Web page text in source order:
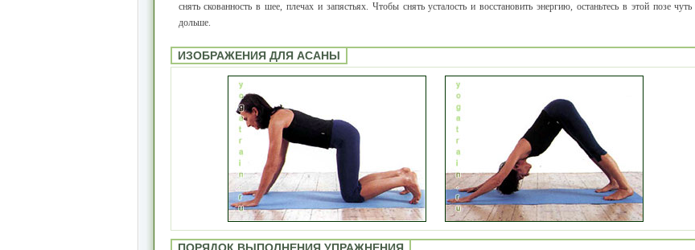
снять скованность в шее, плечах и запястьях. Чтобы снять усталость и восстановить энергию, останьтесь в этой позе чуть
дольше.
ИЗОБРАЖЕНИЯ ДЛЯ АСАНЫ